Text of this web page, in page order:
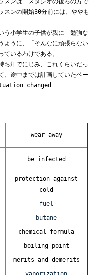
スンの開始30分前には、ややも
う小学生の子供が親に「勉強な
ように、「そんなに頑張らない
いるわけである。
ち汗でにじみ、これくらいだっ
、途中までは計画していたペー
changed
wear away
be infected
protection against
cold
fuel
butane
chemical formula
boiling point
merits and demerits